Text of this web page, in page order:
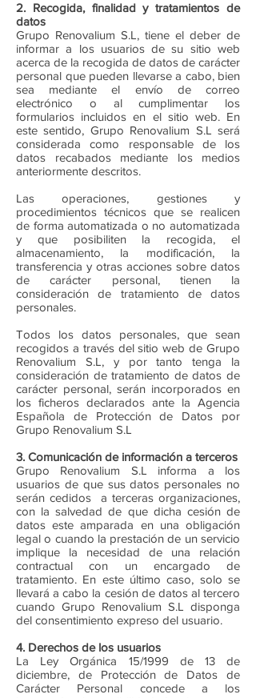
2. Recogida, finalidad y tratamientos de
datos
Grupo Renovalium S.L, tiene el deber de
informar a los usuarios de su sitio web
acerca de la recogida de datos de carácter
personal que pueden llevarse a cabo, bien
sea mediante el envío de correo
electrónico o al cumplimentar los
formularios incluidos en el sitio web. En
este sentido, Grupo Renovalium S.L será
considerada como responsable de los
datos recabados mediante los medios
anteriormente descritos.
Las operaciones, gestiones y
procedimientos técnicos que se realicen
de forma automatizada o no automatizada
y que posibiliten la recogida, el
almacenamiento, la modificación, la
transferencia y otras acciones sobre datos
de carácter personal, tienen la
consideración de tratamiento de datos
personales.
Todos los datos personales, que sean
recogidos a través del sitio web de Grupo
Renovalium S.L, y por tanto tenga la
consideración de tratamiento de datos de
carácter personal, serán incorporados en
los ficheros declarados ante la Agencia
Española de Protección de Datos por
Grupo Renovalium S.L
3. Comunicación de información a terceros
Grupo Renovalium S.L informa a los
usuarios de que sus datos personales no
serán cedidos a terceras organizaciones,
con la salvedad de que dicha cesión de
datos este amparada en una obligación
legal o cuando la prestación de un servicio
implique la necesidad de una relación
contractual con un encargado de
tratamiento. En este último caso, solo se
llevará a cabo la cesión de datos al tercero
cuando Grupo Renovalium S.L disponga
del consentimiento expreso del usuario.
4. Derechos de los usuarios
La Ley Orgánica 15/1999 de 13 de
diciembre, de Protección de Datos de
Carácter Personal concede a los